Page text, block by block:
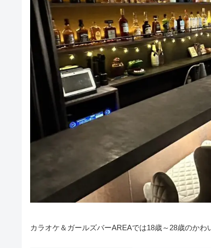
カラオケ＆ガールズバーAREAでは18歳～28歳のか